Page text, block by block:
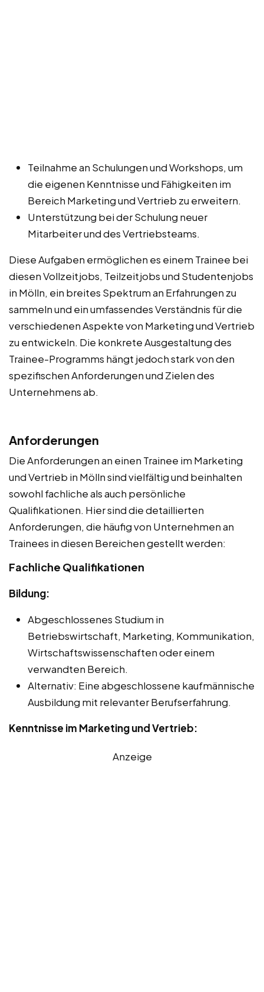
Teilnahme an Schulungen und Workshops, um
die eigenen Kenntnisse und Fähigkeiten im
Bereich Marketing und Vertrieb zu erweitern.
Unterstützung bei der Schulung neuer
Mitarbeiter und des Vertriebsteams.
Diese Aufgaben ermöglichen es einem Trainee bei
diesen Vollzeitjobs, Teilzeitjobs und Studentenjobs
in Mölln, ein breites Spektrum an Erfahrungen zu
sammeln und ein umfassendes Verständnis für die
verschiedenen Aspekte von Marketing und Vertrieb
zu entwickeln. Die konkrete Ausgestaltung des
Trainee-Programms hängt jedoch stark von den
spezifischen Anforderungen und Zielen des
Unternehmens ab.
Anforderungen
Die Anforderungen an einen Trainee im Marketing
und Vertrieb in Mölln sind vielfältig und beinhalten
sowohl fachliche als auch persönliche
Qualifikationen. Hier sind die detaillierten
Anforderungen, die häufig von Unternehmen an
Trainees in diesen Bereichen gestellt werden:
Fachliche Qualifikationen
Bildung:
Abgeschlossenes Studium in
Betriebswirtschaft, Marketing, Kommunikation,
Wirtschaftswissenschaften oder einem
verwandten Bereich.
Alternativ: Eine abgeschlossene kaufmännische
Ausbildung mit relevanter Berufserfahrung.
Kenntnisse im Marketing und Vertrieb:
Anzeige